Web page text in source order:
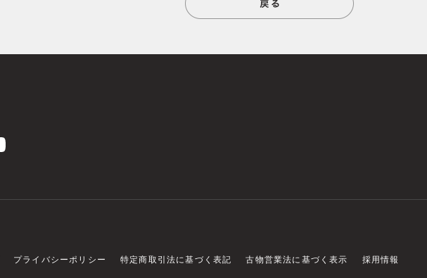
プライバシーポリシー 特定商取引法に基づく表記 古物営業法に基づく表示 採用情報